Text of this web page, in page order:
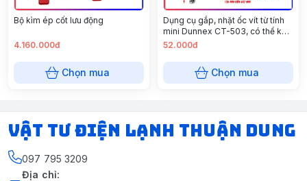
Bộ kìm ép cốt lưu động
4.160.000đ
Chọn mua
Dụng cụ gắp, nhặt ốc vít từ tính
mini Dunnex CT-503, có thể kéo
dài 126 - 637 mm (thùng 100 cái)
52.000đ
Chọn mua
VẬT TƯ ĐIỆN LẠNH THUẬN DUNG
097 795 3209
Địa chỉ: